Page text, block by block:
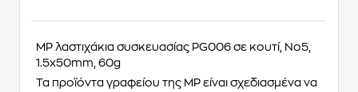
MP λαστιχάκια συσκευασίας PG006 σε κουτί, No5,
1.5x50mm, 60g
Τα προϊόντα γραφείου της MP είναι σχεδιασμένα να